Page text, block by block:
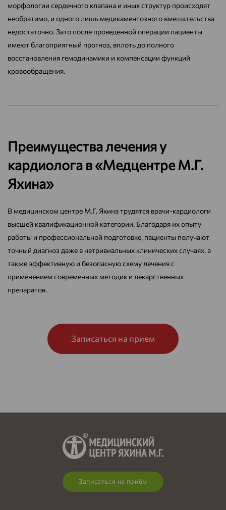
морфологии сердечного клапана и иных структур происходят
необратимо, и одного лишь медикаментозного вмешательства
недостаточно. Зато после проведенной операции пациенты
имеют благоприятный прогноз, вплоть до полного
восстановления гемодинамики и компенсации функций
кровообращения.
Преимущества лечения у
кардиолога в «Медцентре М.Г.
Яхина»
В медицинском центре М.Г. Яхина трудятся врачи-кардиологи
высшей квалификационной категории. Благодаря их опыту
работы и профессиональной подготовке, пациенты получают
точный диагноз даже в нетривиальных клинических случаях, а
также эффективную и безопасную схему лечения с
применением современных методик и лекарственных
препаратов.
Записаться на прием
Записаться на приём